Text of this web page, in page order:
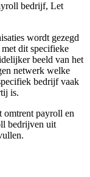
bedrijf, Let
wordt gezegd
dit specifieke
beeld van het
netwerk welke
bedrijf vaak
is.
omtrent payroll en
bedrijven uit